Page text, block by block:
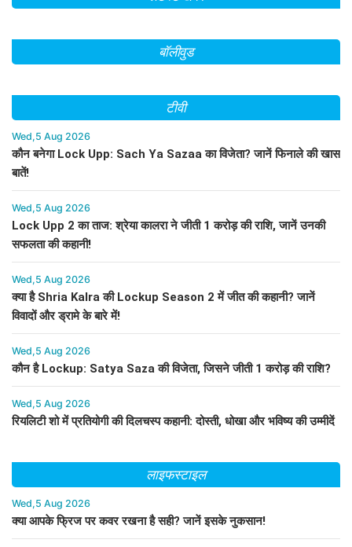
बॉलीवुड
टीवी
Wed,5 Aug 2026
कौन बनेगा Lock Upp: Sach Ya Sazaa का विजेता? जानें फिनाले की खास
बातें!
Wed,5 Aug 2026
Lock Upp 2 का ताज: श्रेया कालरा ने जीती 1 करोड़ की राशि, जानें उनकी
सफलता की कहानी!
Wed,5 Aug 2026
क्या है Shria Kalra की Lockup Season 2 में जीत की कहानी? जानें
विवादों और ड्रामे के बारे में!
Wed,5 Aug 2026
कौन है Lockup: Satya Saza की विजेता, जिसने जीती 1 करोड़ की राशि?
Wed,5 Aug 2026
रियलिटी शो में प्रतियोगी की दिलचस्प कहानी: दोस्ती, धोखा और भविष्य की उम्मीदें
लाइफस्टाइल
Wed,5 Aug 2026
क्या आपके फ्रिज पर कवर रखना है सही? जानें इसके नुकसान!